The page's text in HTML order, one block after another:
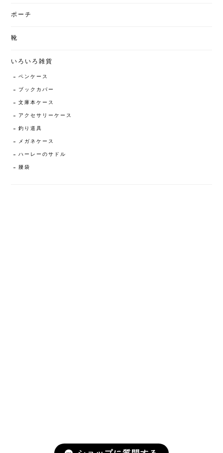
ポーチ
靴
いろいろ雑貨
ペンケース
ブックカバー
文庫本ケース
アクセサリーケース
釣り道具
メガネケース
ハーレーのサドル
腰袋